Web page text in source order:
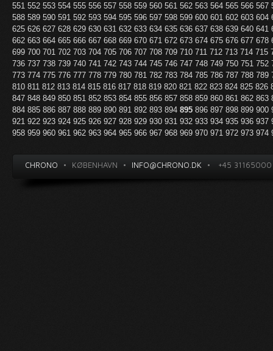
551 552 553 554 555 556 557 558 559 560 561 562 563 564 565 566 567
588 589 590 591 592 593 594 595 596 597 598 599 600 601 602 603 604
625 626 627 628 629 630 631 632 633 634 635 636 637 638 639 640 641
662 663 664 665 666 667 668 669 670 671 672 673 674 675 676 677 678
699 700 701 702 703 704 705 706 707 708 709 710 711 712 713 714 715
736 737 738 739 740 741 742 743 744 745 746 747 748 749 750 751 752
773 774 775 776 777 778 779 780 781 782 783 784 785 786 787 788 789
810 811 812 813 814 815 816 817 818 819 820 821 822 823 824 825 826
847 848 849 850 851 852 853 854 855 856 857 858 859 860 861 862 863
884 885 886 887 888 889 890 891 892 893 894 895 896 897 898 899 900
921 922 923 924 925 926 927 928 929 930 931 932 933 934 935 936 937
958 959 960 961 962 963 964 965 966 967 968 969 970 971 972 973 974
CHRONO • KØBENHAVN • INFO@CHRONO.DK • +45 31165000